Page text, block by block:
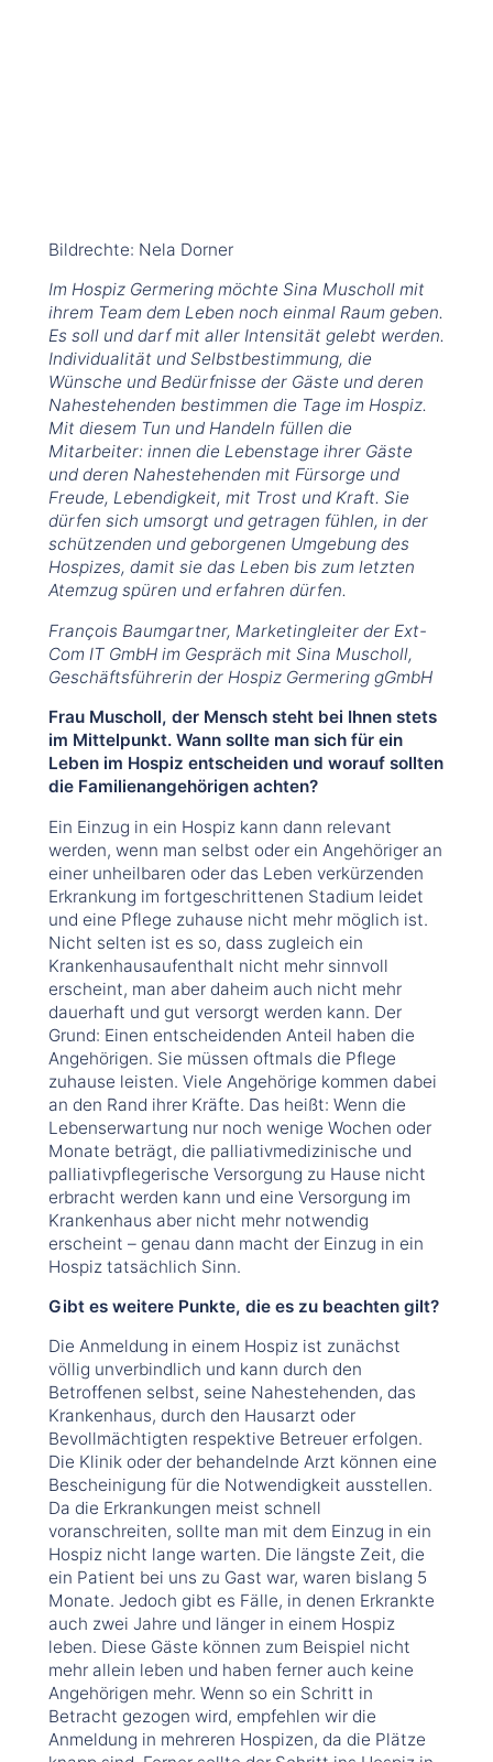
Bildrechte: Nela Dorner
Im Hospiz Germering möchte Sina Muscholl mit
ihrem Team dem Leben noch einmal Raum geben.
Es soll und darf mit aller Intensität gelebt werden.
Individualität und Selbstbestimmung, die
Wünsche und Bedürfnisse der Gäste und deren
Nahestehenden bestimmen die Tage im Hospiz.
Mit diesem Tun und Handeln füllen die
Mitarbeiter: innen die Lebenstage ihrer Gäste
und deren Nahestehenden mit Fürsorge und
Freude, Lebendigkeit, mit Trost und Kraft. Sie
dürfen sich umsorgt und getragen fühlen, in der
schützenden und geborgenen Umgebung des
Hospizes, damit sie das Leben bis zum letzten
Atemzug spüren und erfahren dürfen.
François Baumgartner, Marketingleiter der Ext-
Com IT GmbH im Gespräch mit Sina Muscholl,
Geschäftsführerin der Hospiz Germering gGmbH
Frau Muscholl, der Mensch steht bei Ihnen stets
im Mittelpunkt. Wann sollte man sich für ein
Leben im Hospiz entscheiden und worauf sollten
die Familienangehörigen achten?
Ein Einzug in ein Hospiz kann dann relevant
werden, wenn man selbst oder ein Angehöriger an
einer unheilbaren oder das Leben verkürzenden
Erkrankung im fortgeschrittenen Stadium leidet
und eine Pflege zuhause nicht mehr möglich ist.
Nicht selten ist es so, dass zugleich ein
Krankenhausaufenthalt nicht mehr sinnvoll
erscheint, man aber daheim auch nicht mehr
dauerhaft und gut versorgt werden kann. Der
Grund: Einen entscheidenden Anteil haben die
Angehörigen. Sie müssen oftmals die Pflege
zuhause leisten. Viele Angehörige kommen dabei
an den Rand ihrer Kräfte. Das heißt: Wenn die
Lebenserwartung nur noch wenige Wochen oder
Monate beträgt, die palliativmedizinische und
palliativpflegerische Versorgung zu Hause nicht
erbracht werden kann und eine Versorgung im
Krankenhaus aber nicht mehr notwendig
erscheint – genau dann macht der Einzug in ein
Hospiz tatsächlich Sinn.
Gibt es weitere Punkte, die es zu beachten gilt?
Die Anmeldung in einem Hospiz ist zunächst
völlig unverbindlich und kann durch den
Betroffenen selbst, seine Nahestehenden, das
Krankenhaus, durch den Hausarzt oder
Bevollmächtigten respektive Betreuer erfolgen.
Die Klinik oder der behandelnde Arzt können eine
Bescheinigung für die Notwendigkeit ausstellen.
Da die Erkrankungen meist schnell
voranschreiten, sollte man mit dem Einzug in ein
Hospiz nicht lange warten. Die längste Zeit, die
ein Patient bei uns zu Gast war, waren bislang 5
Monate. Jedoch gibt es Fälle, in denen Erkrankte
auch zwei Jahre und länger in einem Hospiz
leben. Diese Gäste können zum Beispiel nicht
mehr allein leben und haben ferner auch keine
Angehörigen mehr. Wenn so ein Schritt in
Betracht gezogen wird, empfehlen wir die
Anmeldung in mehreren Hospizen, da die Plätze